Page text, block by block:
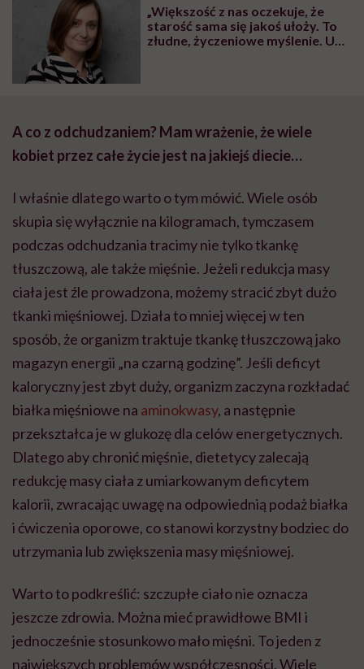
„Większość z nas oczekuje, że
starość sama się jakoś ułoży. To
złudne, życzeniowe myślenie. U
A co z odchudzaniem? Mam wrażenie, że wiele
kobiet przez całe życie jest na jakiejś diecie…
I właśnie dlatego warto o tym mówić. Wiele osób
skupia się wyłącznie na kilogramach, tymczasem
podczas odchudzania tracimy nie tylko tkankę
tłuszczową, ale także mięśnie. Jeżeli redukcja masy
ciała jest źle prowadzona, możemy stracić zbyt dużo
tkanki mięśniowej. Działa to mniej więcej w ten
sposób, że organizm traktuje tkankę tłuszczową jako
magazyn energii „na czarną godzinę”. Jeśli deficyt
kaloryczny jest zbyt duży, organizm zaczyna rozkładać
białka mięśniowe na aminokwasy, a następnie
przekształca je w glukozę dla celów energetycznych.
Dlatego aby chronić mięśnie, dietetycy zalecają
redukcję masy ciała z umiarkowanym deficytem
kalorii, zwracając uwagę na odpowiednią podaż białka
i ćwiczenia oporowe, co stanowi korzystny bodziec do
utrzymania lub zwiększenia masy mięśniowej.
Warto to podkreślić: szczupłe ciało nie oznacza
jeszcze zdrowia. Można mieć prawidłowe BMI i
jednocześnie stosunkowo mało mięśni. To jeden z
największych problemów współczesności. Wiele